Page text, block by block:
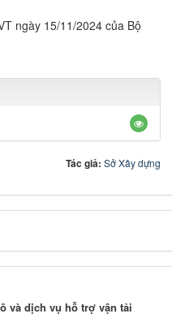
ngày 15/11/2024 của Bộ
Tác giả: Sở Xây dựng
và dịch vụ hỗ trợ vận tải